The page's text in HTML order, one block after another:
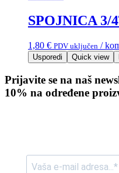
SPOJNICA 3/
1,80 € PDV uključen /
Usporedi Quick view
Prijavite se na naš
10% na određene